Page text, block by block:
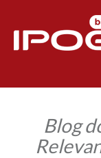
Blog